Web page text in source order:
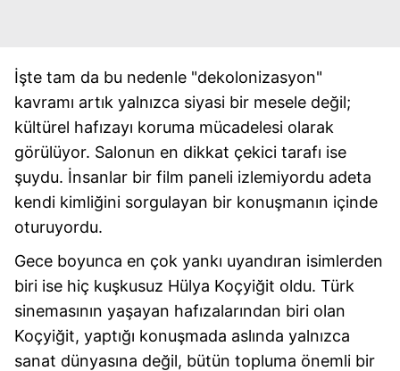
İşte tam da bu nedenle "dekolonizasyon"
kavramı artık yalnızca siyasi bir mesele değil;
kültürel hafızayı koruma mücadelesi olarak
görülüyor. Salonun en dikkat çekici tarafı ise
şuydu. İnsanlar bir film paneli izlemiyordu adeta
kendi kimliğini sorgulayan bir konuşmanın içinde
oturuyordu.
Gece boyunca en çok yankı uyandıran isimlerden
biri ise hiç kuşkusuz Hülya Koçyiğit oldu. Türk
sinemasının yaşayan hafızalarından biri olan
Koçyiğit, yaptığı konuşmada aslında yalnızca
sanat dünyasına değil, bütün topluma önemli bir